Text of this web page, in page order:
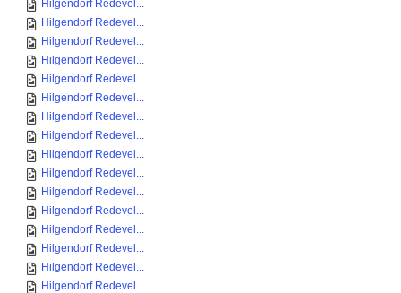
Hilgendorf Redevel...
Hilgendorf Redevel...
Hilgendorf Redevel...
Hilgendorf Redevel...
Hilgendorf Redevel...
Hilgendorf Redevel...
Hilgendorf Redevel...
Hilgendorf Redevel...
Hilgendorf Redevel...
Hilgendorf Redevel...
Hilgendorf Redevel...
Hilgendorf Redevel...
Hilgendorf Redevel...
Hilgendorf Redevel...
Hilgendorf Redevel...
Hilgendorf Redevel...